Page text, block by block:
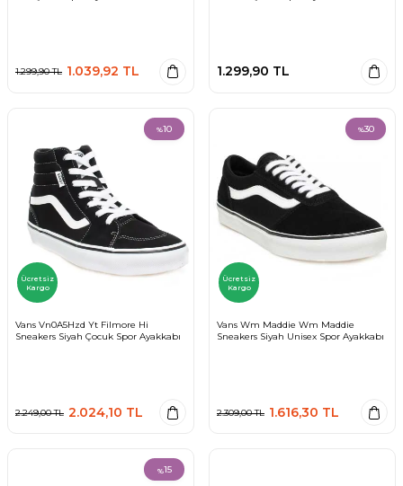
1.299,90TL 1.039,92 TL 1.299,90 TL
%10
Ücretsiz
Kargo
Vans Vn0A5Hzd Yt Filmore Hi
Sneakers Siyah Çocuk Spor Ayakkabı
2.249,00TL 2.024,10 TL
%30
Ücretsiz
Kargo
Vans Wm Maddie Wm Maddie
Sneakers Siyah Unisex Spor Ayakkabı
2.309,00TL 1.616,30 TL
%15